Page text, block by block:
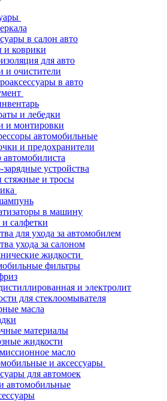
в салон авто
и коврики
для авто
и очистители
в авто
и лебедки
и монтировки
автомобильные
и предохранители
устройства
стяжные и тросы
в машину
салфетки
для ухода за автомобилем
ухода за салоном
жидкости
фильтры
и электролит
для стеклоомывателя
масла
материалы
жидкости
масло
и аксессуары
для автомоек
автомобильные